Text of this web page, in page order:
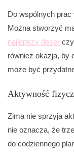
Do wspólnych prac
Można stworzyć
najlepszy deser
również okazja, by
może być
Aktywność
Zima nie sprzyja
nie oznacza, że
do codziennego